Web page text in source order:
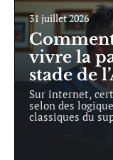
31 juillet 2026
vivre la
stade de
Sur internet,
selon des
classiques du